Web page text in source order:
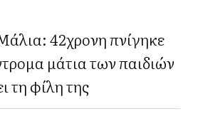
42χρονη πνίγηκε
μάτια των παιδιών
τη φίλη της